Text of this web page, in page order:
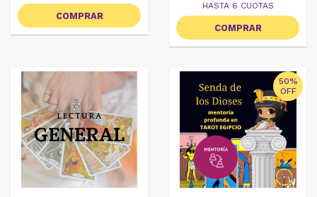
COMPRAR
HASTA 6 CUOTAS
COMPRAR
50%
OFF